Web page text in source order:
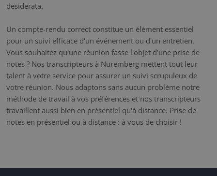
desiderata.
Un compte-rendu correct constitue un élément essentiel
pour un suivi efficace d'un événement ou d'un entretien.
Vous souhaitez qu'une réunion fasse l'objet d'une prise de
notes ? Nos transcripteurs à Nuremberg mettent tout leur
talent à votre service pour assurer un suivi scrupuleux de
votre réunion. Nous adaptons sans aucun problème notre
méthode de travail à vos préférences et nos transcripteurs
travaillent aussi bien en présentiel qu'à distance. Prise de
notes en présentiel ou à distance : à vous de choisir !